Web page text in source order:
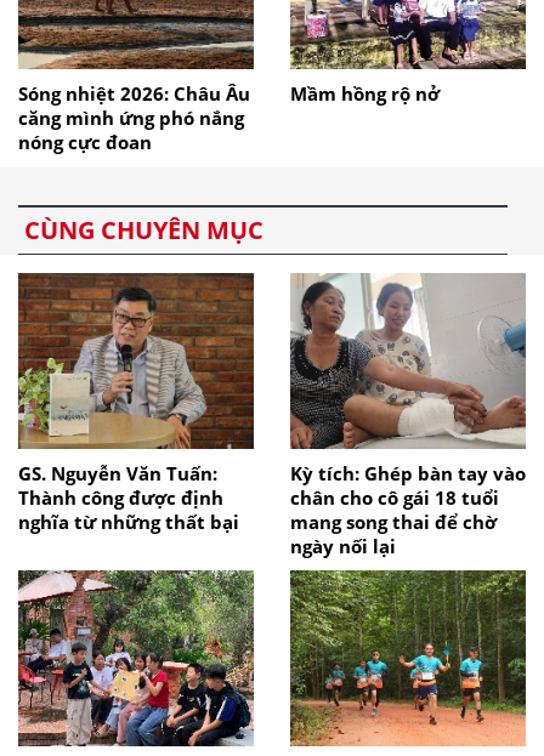
Sóng nhiệt 2026: Châu Âu
căng mình ứng phó nắng
nóng cực đoan
Mầm hồng rộ nở
CÙNG CHUYÊN MỤC
GS. Nguyễn Văn Tuấn:
Thành công được định
nghĩa từ những thất bại
Kỳ tích: Ghép bàn tay vào
chân cho cô gái 18 tuổi
mang song thai để chờ
ngày nối lại